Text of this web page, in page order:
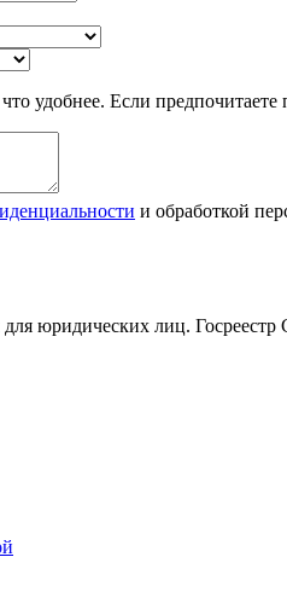
удобнее. Если
и обработкой
юридических лиц.